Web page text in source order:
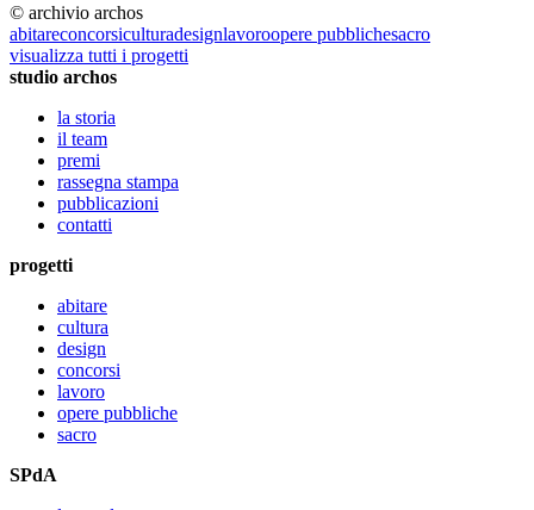
© archivio archos
abitareconcorsiculturadesignlavoroopere pubblichesacro
visualizza tutti i progetti
studio archos
la storia
il team
premi
rassegna stampa
pubblicazioni
contatti
progetti
abitare
cultura
design
concorsi
lavoro
opere pubbliche
sacro
SPdA